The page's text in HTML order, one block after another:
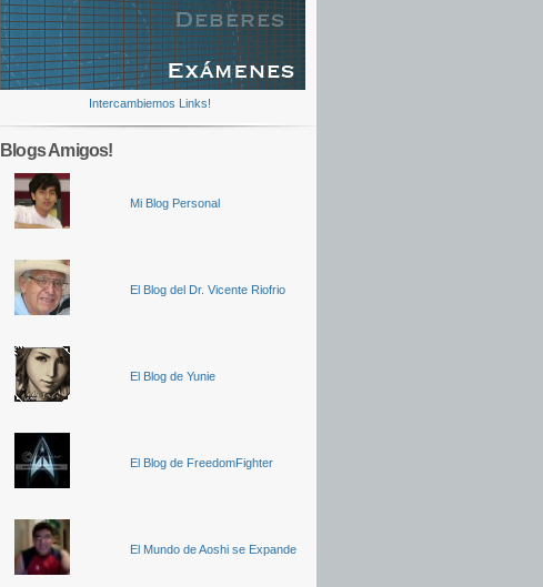
Intercambiemos Links!
Blogs Amigos!
Mi Blog Personal
El Blog del Dr. Vicente Riofrio
El Blog de Yunie
El Blog de FreedomFighter
El Mundo de Aoshi se Expande